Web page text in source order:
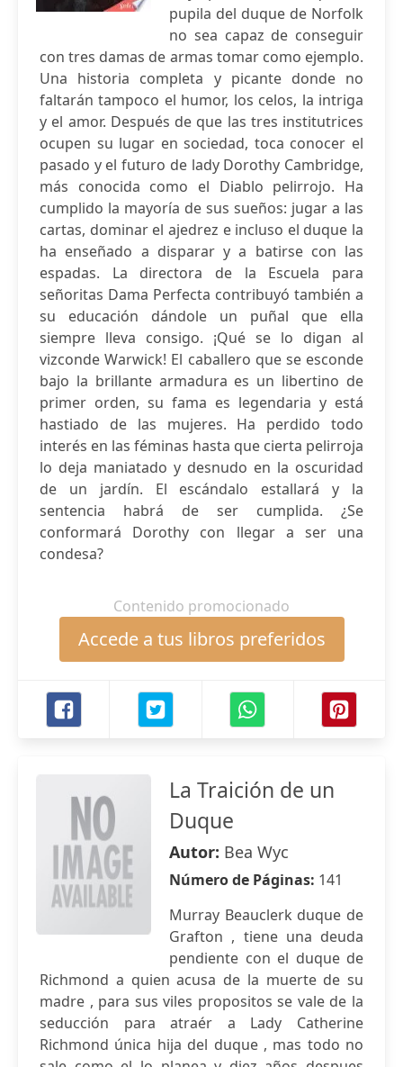
pupila del duque de Norfolk
no sea capaz de conseguir
con tres damas de armas tomar como ejemplo.
Una historia completa y picante donde no
faltarán tampoco el humor, los celos, la intriga
y el amor. Después de que las tres institutrices
ocupen su lugar en sociedad, toca conocer el
pasado y el futuro de lady Dorothy Cambridge,
más conocida como el Diablo pelirrojo. Ha
cumplido la mayoría de sus sueños: jugar a las
cartas, dominar el ajedrez e incluso el duque la
ha enseñado a disparar y a batirse con las
espadas. La directora de la Escuela para
señoritas Dama Perfecta contribuyó también a
su educación dándole un puñal que ella
siempre lleva consigo. ¡Qué se lo digan al
vizconde Warwick! El caballero que se esconde
bajo la brillante armadura es un libertino de
primer orden, su fama es legendaria y está
hastiado de las mujeres. Ha perdido todo
interés en las féminas hasta que cierta pelirroja
lo deja maniatado y desnudo en la oscuridad
de un jardín. El escándalo estallará y la
sentencia habrá de ser cumplida. ¿Se
conformará Dorothy con llegar a ser una
condesa?
Contenido promocionado
Accede a tus libros preferidos
La Traición de un
Duque
Autor: Bea Wyc
Número de Páginas: 141
Murray Beauclerk duque de
Grafton , tiene una deuda
pendiente con el duque de
Richmond a quien acusa de la muerte de su
madre , para sus viles propositos se vale de la
seducción para atraér a Lady Catherine
Richmond única hija del duque , mas todo no